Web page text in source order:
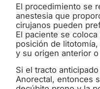
El procedimiento se
anestesia que
cirujanos pueden
El paciente se
posición de
y su origen anterior
Si el tracto
Anorectal, entonces